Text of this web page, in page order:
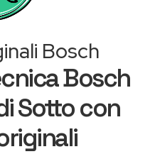
Bosch
Bosch
Sotto con